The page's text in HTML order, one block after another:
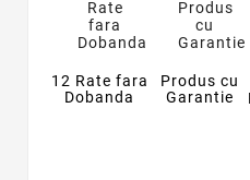
12 Rate fara
Dobanda
Produs cu
Garantie